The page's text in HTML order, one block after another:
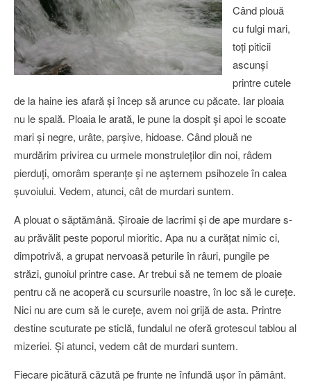
Când plouă
cu fulgi mari,
toţi piticii
ascunşi
printre cutele
de la haine ies afară şi încep să arunce cu păcate. Iar ploaia
nu le spală. Ploaia le arată, le pune la dospit şi apoi le scoate
mari şi negre, urâte, parşive, hidoase. Când plouă ne
murdărim privirea cu urmele monstruleţilor din noi, râdem
pierduţi, omorâm speranţe şi ne aşternem psihozele în calea
şuvoiului. Vedem, atunci, cât de murdari suntem.
A plouat o săptămână. Şiroaie de lacrimi şi de ape murdare s-
au prăvălit peste poporul mioritic. Apa nu a curăţat nimic ci,
dimpotrivă, a grupat nervoasă peturile în râuri, pungile pe
străzi, gunoiul printre case. Ar trebui să ne temem de ploaie
pentru că ne acoperă cu scursurile noastre, în loc să le cureţe.
Nici nu are cum să le cureţe, avem noi grijă de asta. Printre
destine scuturate pe sticlă, fundalul ne oferă grotescul tablou al
mizeriei. Şi atunci, vedem cât de murdari suntem.
Fiecare picătură căzută pe frunte ne înfundă uşor în pământ.